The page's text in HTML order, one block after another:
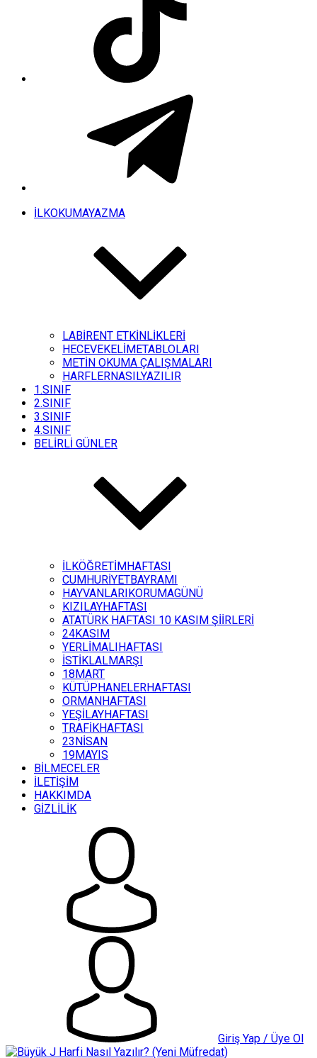
İLKOKUMAYAZMA
LABİRENT ETKİNLİKLERİ
HECEVEKELİMETABLOLARI
METİN OKUMA ÇALIŞMALARI
HARFLERNASILYAZILIR
1.SINIF
2.SINIF
3.SINIF
4.SINIF
BELİRLİ GÜNLER
İLKÖĞRETİMHAFTASI
CUMHURİYETBAYRAMI
HAYVANLARIKORUMAGÜNÜ
KIZILAYHAFTASI
ATATÜRK HAFTASI 10 KASIM ŞİİRLERİ
24KASIM
YERLİMALIHAFTASI
İSTİKLALMARŞI
18MART
KÜTÜPHANELERHAFTASI
ORMANHAFTASI
YEŞİLAYHAFTASI
TRAFİKHAFTASI
23NİSAN
19MAYIS
BİLMECELER
İLETİŞİM
HAKKIMDA
GİZLİLİK
Giriş Yap / Üye Ol